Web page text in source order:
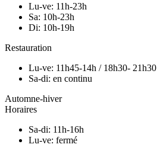
Lu-ve: 11h-23h
Sa: 10h-23h
Di: 10h-19h
Restauration
Lu-ve: 11h45-14h / 18h30- 21h30
Sa-di: en continu
Automne-hiver
Horaires
Sa-di: 11h-16h
Lu-ve: fermé